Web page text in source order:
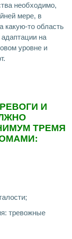
необходимо,
мере, в
какую-то область
на
уровне и
И
ТРЕМЯ
тревожные